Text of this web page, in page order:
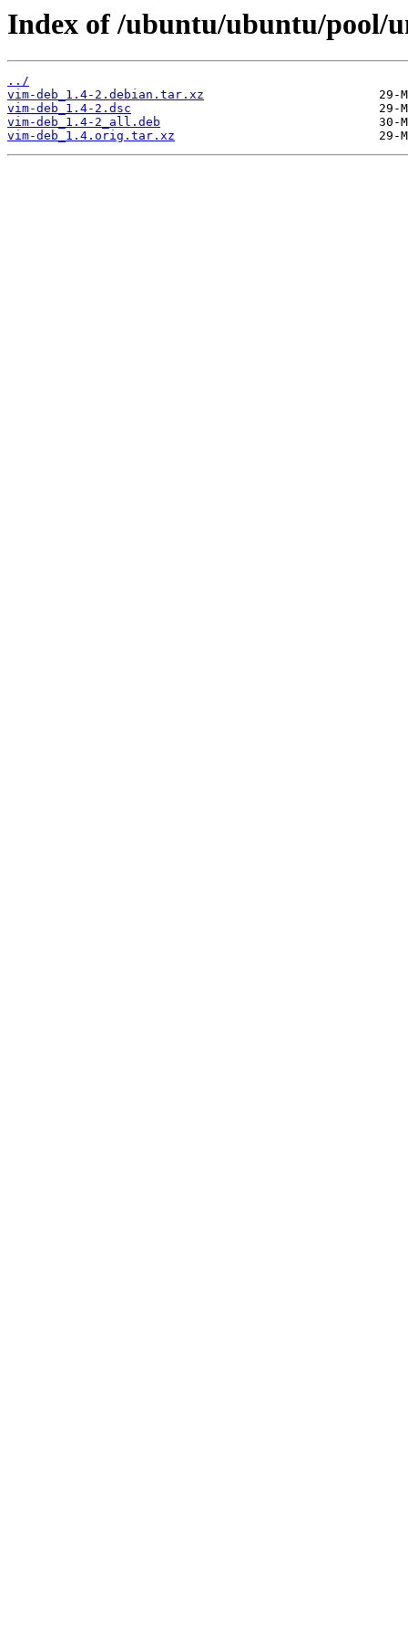
Index of /ubuntu/ubuntu/pool/
../
vim-deb_1.4-2.debian.tar.xz
vim-deb_1.4-2.dsc
vim-deb_1.4-2_all.deb
vim-deb_1.4.orig.tar.xz